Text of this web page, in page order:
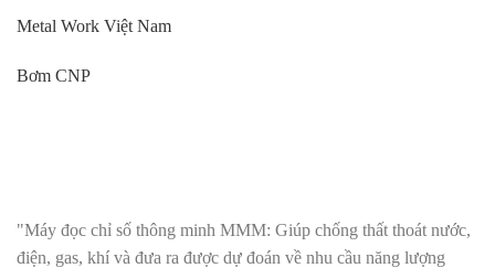
Metal Work Việt Nam
Bơm CNP
"Máy đọc chỉ số thông minh MMM: Giúp chống thất thoát nước,
điện, gas, khí và đưa ra được dự đoán về nhu cầu năng lượng